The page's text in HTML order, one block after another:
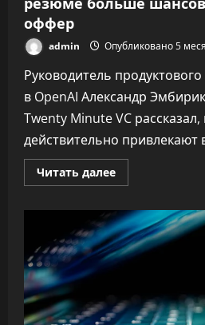
оффер
admin Опубликовано 5
Руководитель
в OpenAI Александр
Twenty Minute VC
действительно привлекают
Читать далееПрочитать
больше
OpenAI
Codex
рассказал,
у
каких
шансов
принести
оффер